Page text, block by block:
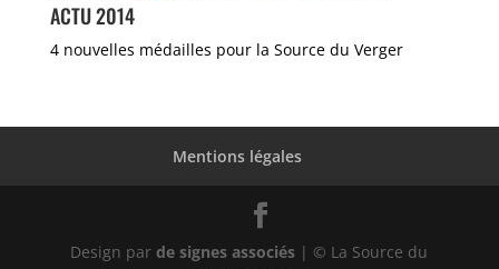
ACTU 2014
4 nouvelles médailles pour la Source du Verger
Mentions légales
Design parde signes associés | © La Source du